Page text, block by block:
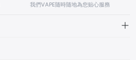
我們VAPE随時随地為您贴心服務